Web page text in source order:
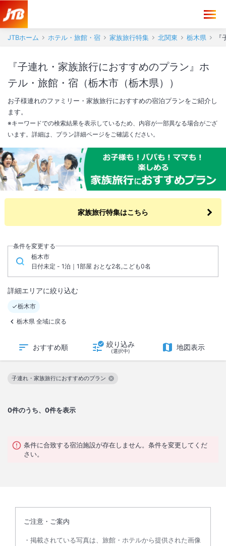
JTBホーム ホテル・旅館・宿 家族旅行特集 北関東 栃木県
『子連れ・家族旅行におすすめのプラン』ホ
テル・旅館・宿（栃木市（栃木県））
お子様連れのファミリー・家族旅行におすすめの宿泊プランをご紹介し
ます。
※キーワードでの検索結果を表示しているため、内容が一部異なる場合がござ
います。詳細は、プラン詳細ページをご確認ください。
家族旅行特集はこちら
条件を変更する
栃木市
日付未定 - 1泊｜1部屋 おとな2名,こども0名
詳細エリアに絞り込む
栃木市
栃木県 全域に戻る
おすすめ順 絞り込み
(選択中) 地図表示
0件のうち、0件を表示
子連れ・家族旅行におすすめのプラン
この絞り込み条件を解除
条件に合致する宿泊施設が存在しません。条件を変更してくだ
さい。
ご注意・ご案内
掲載されている写真は、旅館・ホテルから提供された画像